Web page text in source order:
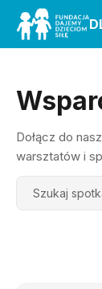
Dołącz do
warsztatów i
Search